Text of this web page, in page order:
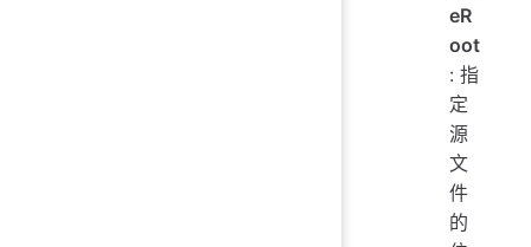
eR
oot
: 指
定
源
文
件
的